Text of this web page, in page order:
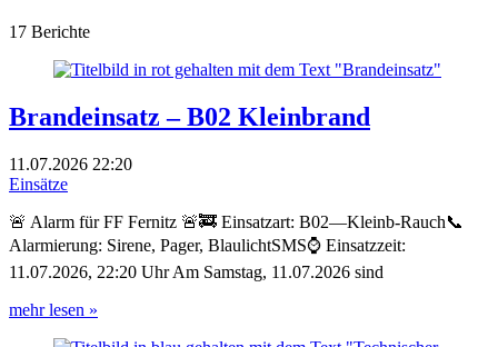
17 Berichte
Brandeinsatz – B02 Kleinbrand
11.07.2026 22:20
Einsätze
🚨 Alarm für FF Fernitz 🚨🚒 Einsatzart: B02—Kleinb-Rauch📞
Alarmierung: Sirene, Pager, BlaulichtSMS⌚ Einsatzzeit:
11.07.2026, 22:20 Uhr Am Samstag, 11.07.2026 sind
mehr lesen »